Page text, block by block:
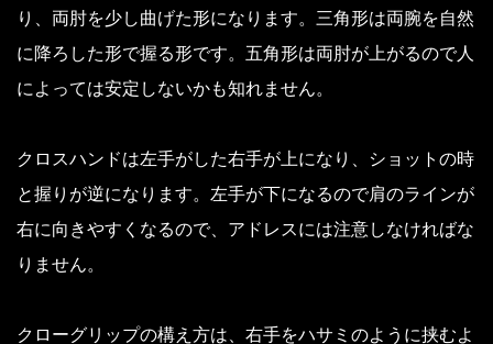
り、両肘を少し曲げた形になります。 三角形は両腕を自然
に降ろした形で握る形です。 五角形は両肘が上がるので人
によっては安定しないかも知れません。
クロスハンドは左手がした右手が上になり、ショットの時
と握りが逆になります。 左手が下になるので肩のラインが
右に向きやすくなるので、アドレスには注意しなければな
りません。
クローグリップの構え方は、右手をハサミのように挟むよ